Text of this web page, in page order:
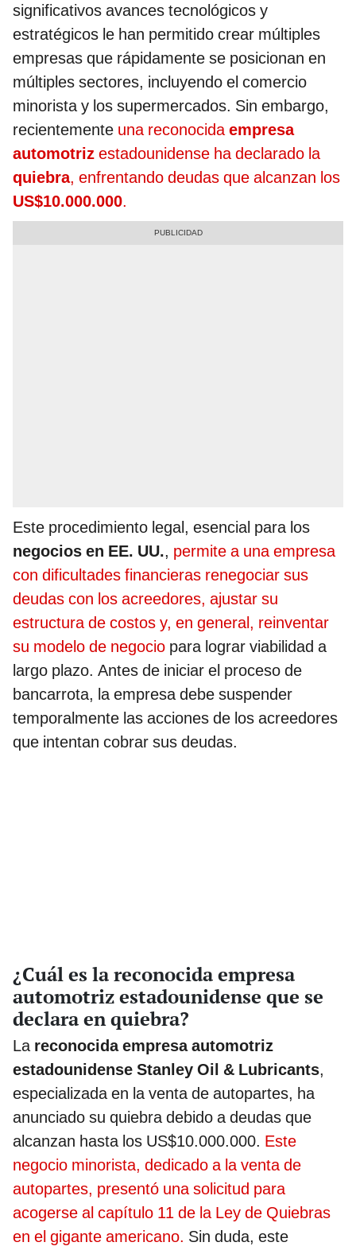
significativos avances tecnológicos y
estratégicos le han permitido crear múltiples
empresas que rápidamente se posicionan en
múltiples sectores, incluyendo el comercio
minorista y los supermercados. Sin embargo,
recientemente una reconocidaempresa
automotriz estadounidense ha declarado la
quiebra, enfrentando deudas que alcanzan los
US$10.000.000.
Este procedimiento legal, esencial para los
negocios en EE. UU., permite a una empresa
con dificultades financieras renegociar sus
deudas con los acreedores, ajustar su
estructura de costos y, en general, reinventar
su modelo de negocio para lograr viabilidad a
largo plazo. Antes de iniciar el proceso de
bancarrota, la empresa debe suspender
temporalmente las acciones de los acreedores
que intentan cobrar sus deudas.
¿Cuál es la reconocida empresa
automotriz estadounidense que se
declara en quiebra?
La reconocida empresa automotriz
estadounidense Stanley Oil & Lubricants,
especializada en la venta de autopartes, ha
anunciado su quiebra debido a deudas que
alcanzan hasta los US$10.000.000. Este
negocio minorista, dedicado a la venta de
autopartes, presentó una solicitud para
acogerse al capítulo 11 de la Ley de Quiebras
en el gigante americano. Sin duda, este